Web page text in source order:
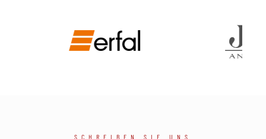
SCHREIBEN SIE UNS